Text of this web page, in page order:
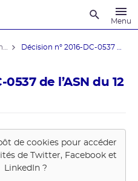
Menu
0537 de l’ASN du 12
de cookies pour accéder
deTwitter, Facebook et
LinkedIn ?